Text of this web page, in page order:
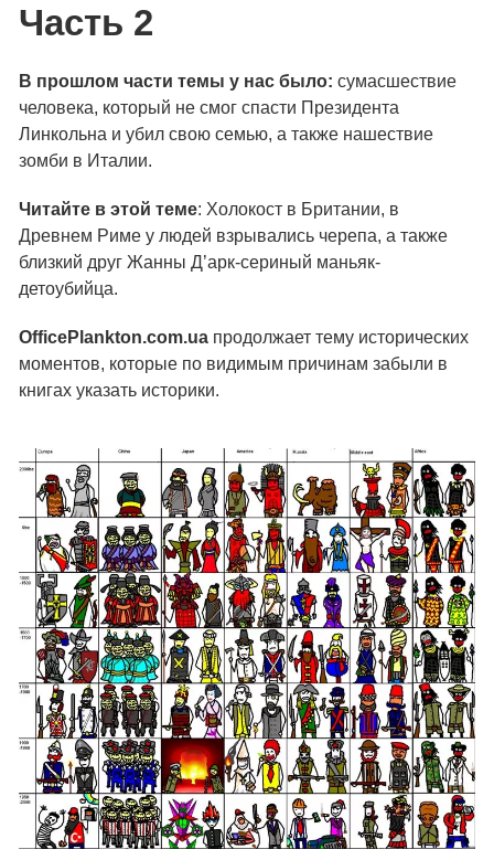
Часть 2
В прошлом части темы у нас было: сумасшествие
человека, который не смог спасти Президента
Линкольна и убил свою семью, а также нашествие
зомби в Италии.
Читайте в этой теме: Холокост в Британии, в
Древнем Риме у людей взрывались черепа, а также
близкий друг Жанны Д’арк-сериный маньяк-
детоубийца.
OfficePlankton.com.ua продолжает тему исторических
моментов, которые по видимым причинам забыли в
книгах указать историки.